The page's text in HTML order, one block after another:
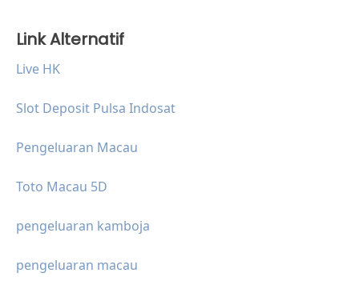
Link Alternatif
Live HK
Slot Deposit Pulsa Indosat
Pengeluaran Macau
Toto Macau 5D
pengeluaran kamboja
pengeluaran macau